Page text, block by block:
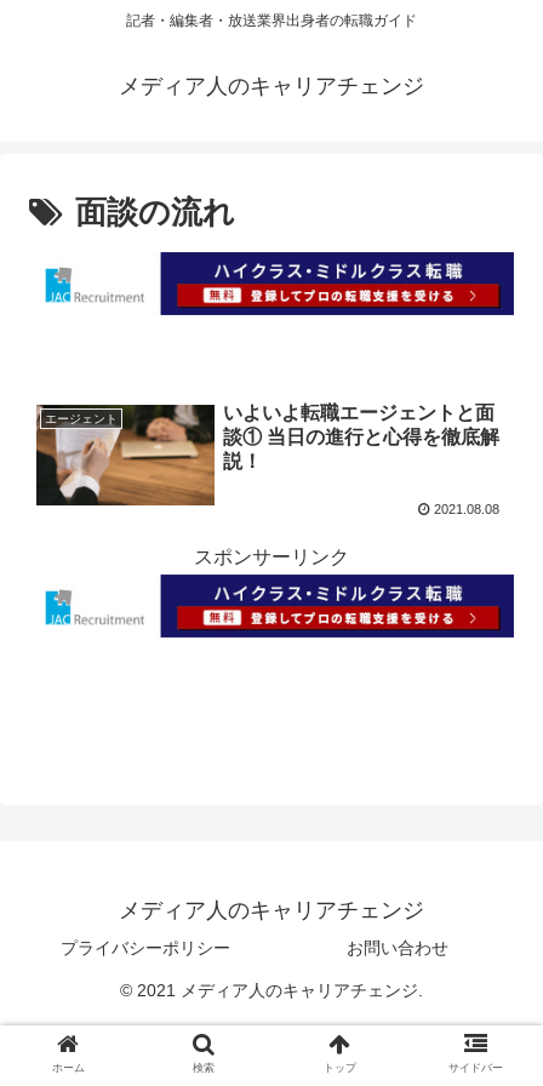
記者・編集者・放送業界出身者の転職ガイド
メディア人のキャリアチェンジ
面談の流れ
エージェント
いよいよ転職エージェントと面
談① 当日の進行と心得を徹底解
説！
2021.08.08
スポンサーリンク
メディア人のキャリアチェンジ
プライバシーポリシー お問い合わせ
© 2021 メディア人のキャリアチェンジ.
ホーム 検索 トップ サイドバー